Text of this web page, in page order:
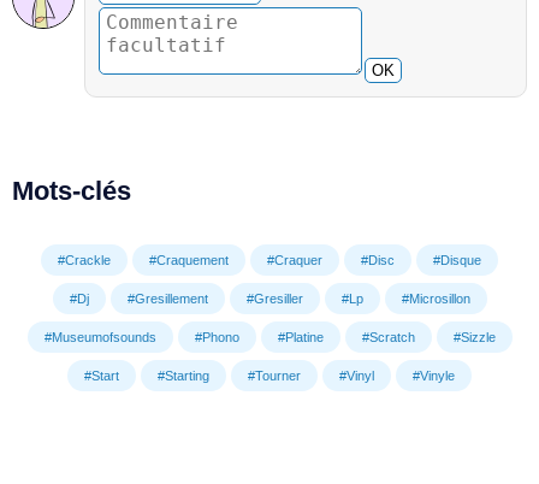
OK
Mots-clés
#Crackle #Craquement #Craquer #Disc #Disque
#Dj #Gresillement #Gresiller #Lp #Microsillon
#Museumofsounds #Phono #Platine #Scratch #Sizzle
#Start #Starting #Tourner #Vinyl #Vinyle